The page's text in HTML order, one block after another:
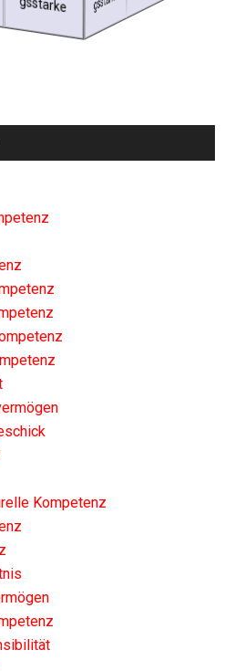
Kompetenz